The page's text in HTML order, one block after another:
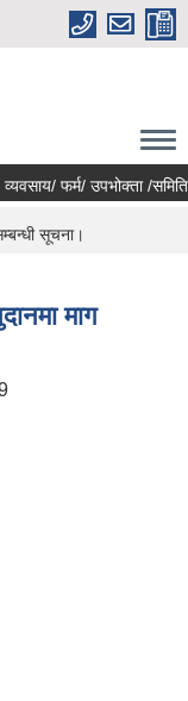
फर्म/ उपभोक्ता /समिति/ समुह/
सूचना।
माग